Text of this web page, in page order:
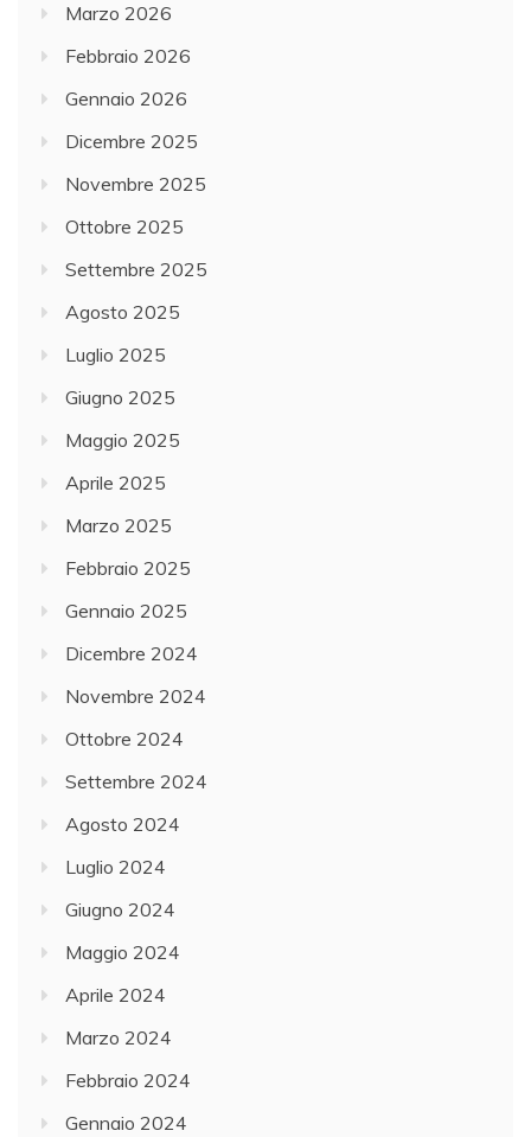
Marzo 2026
Febbraio 2026
Gennaio 2026
Dicembre 2025
Novembre 2025
Ottobre 2025
Settembre 2025
Agosto 2025
Luglio 2025
Giugno 2025
Maggio 2025
Aprile 2025
Marzo 2025
Febbraio 2025
Gennaio 2025
Dicembre 2024
Novembre 2024
Ottobre 2024
Settembre 2024
Agosto 2024
Luglio 2024
Giugno 2024
Maggio 2024
Aprile 2024
Marzo 2024
Febbraio 2024
Gennaio 2024